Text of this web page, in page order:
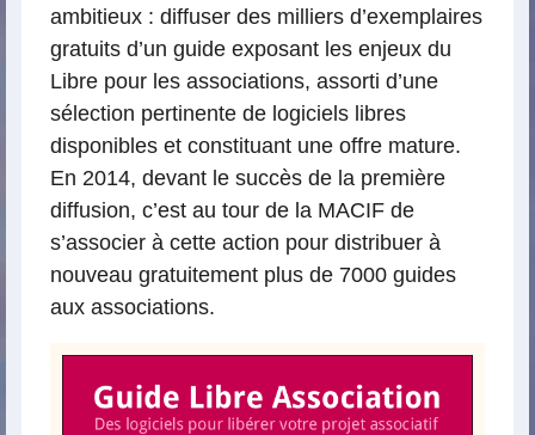
ambitieux : diffuser des milliers d’exemplaires
gratuits d’un guide exposant les enjeux du
Libre pour les associations, assorti d’une
sélection pertinente de logiciels libres
disponibles et constituant une offre mature.
En 2014, devant le succès de la première
diffusion, c’est au tour de la MACIF de
s’associer à cette action pour distribuer à
nouveau gratuitement plus de 7000 guides
aux associations.